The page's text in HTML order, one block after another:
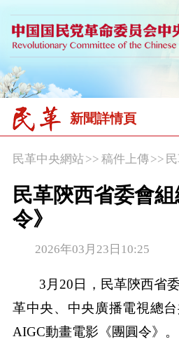
新聞詳情頁
民革中央網站>> 稿件上傳>>
民革陝西省委會
令》
2026年03月23日10:25
3月20日，民革陝西省
革中央、中央廣播電視總
AIGC動畫電影《團圓令》。